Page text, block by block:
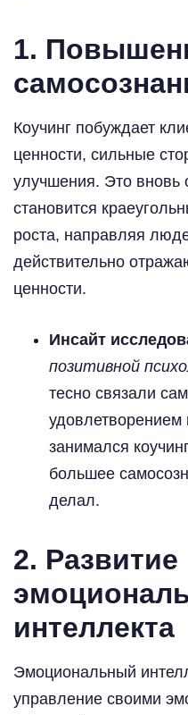
1.
Коучинг побуждает
ценности, сильные
улучшения. Это вновь
становится
роста, направляя
действительно
ценности.
Инсайт
позитивной
тесно связали
удовлетворением
занимался
большее
делал.
2. Развитие
интеллекта
Эмоциональный
управление своими